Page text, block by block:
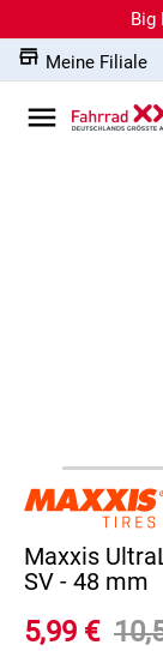
Big
Meine Filiale
Maxxis
SV - 48 mm
5,99 €